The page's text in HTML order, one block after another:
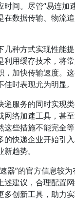
间。尽管“易连
在数据传输、物流
几种方式实现性能
利用缓存技术，将
，加快传输速度。
时表现尤为明显。
递服务的同时实现
网络加速工具，甚
些措施不能完全
快递企业开始引
趋势。
器”的官方信息较
述建议，合理配置
多创新工具，助力